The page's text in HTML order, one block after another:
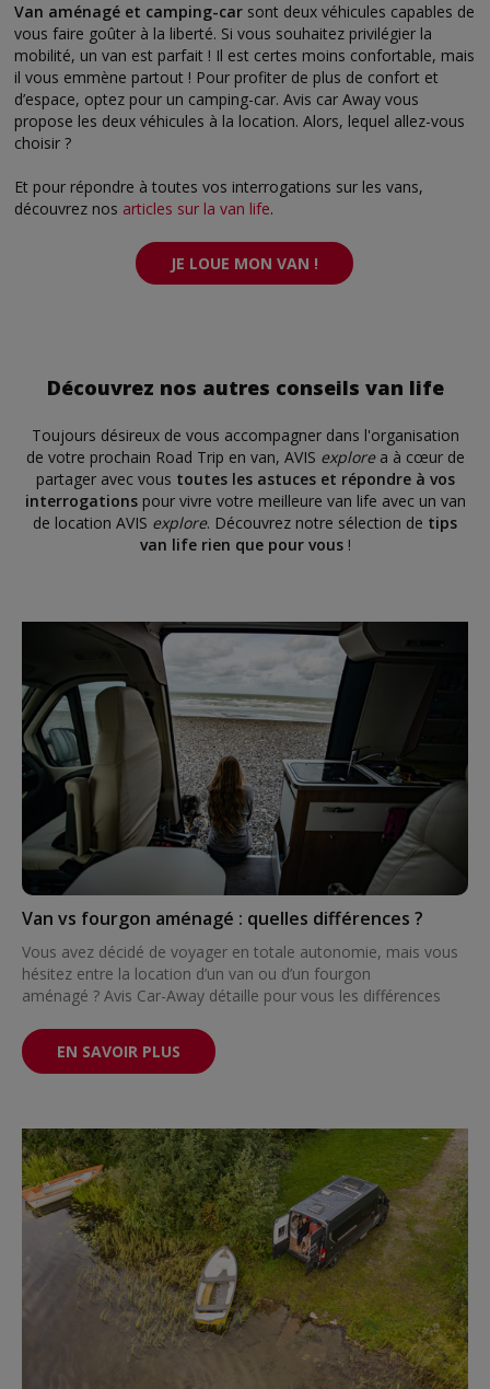
Van aménagé et camping-car sont deux véhicules capables de
vous faire goûter à la liberté. Si vous souhaitez privilégier la
mobilité, un van est parfait ! Il est certes moins confortable, mais
il vous emmène partout ! Pour profiter de plus de confort et
d’espace, optez pour un camping-car. Avis car Away vous
propose les deux véhicules à la location. Alors, lequel allez-vous
choisir ?
Et pour répondre à toutes vos interrogations sur les vans,
découvrez nos articles sur la van life.
JE LOUE MON VAN !
Découvrez nos autres conseils van life
Toujours désireux de vous accompagner dans l'organisation
de votre prochain Road Trip en van, AVIS explorea à cœur de
partager avec vous toutes les astuces et répondre à vos
interrogationspour vivre votre meilleure van life avec un van
de location AVIS explore. Découvrez notre sélection de tips
van life rien que pour vous!
Van vs fourgon aménagé : quelles différences ?
Vous avez décidé de voyager en totale autonomie, mais vous
hésitez entre la location d’un van ou d’un fourgon
aménagé ? Avis Car-Away détaille pour vous les différences
EN SAVOIR PLUS